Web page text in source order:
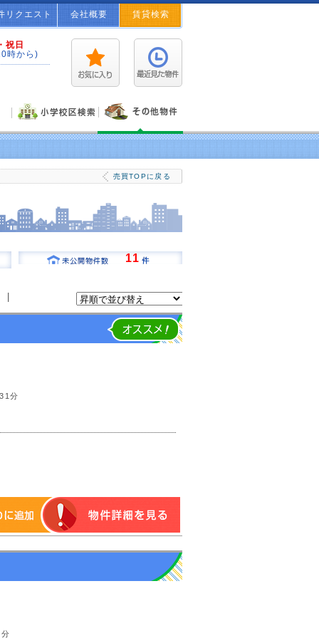
リクエスト 会社概要 賃貸検索
祝日
時から)
ご希望のお客様には物件満載の情報誌をプレゼント！
売買TOPに戻る
11
分